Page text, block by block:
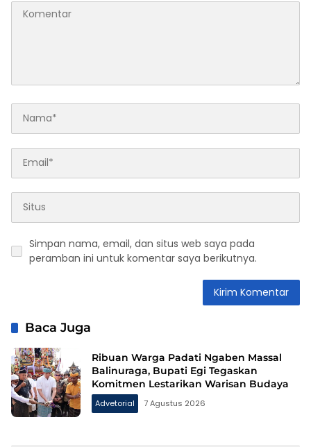
Simpan nama, email, dan situs web saya pada
peramban ini untuk komentar saya berikutnya.
Baca Juga
Ribuan Warga Padati Ngaben Massal
Balinuraga, Bupati Egi Tegaskan
Komitmen Lestarikan Warisan Budaya
Advetorial 7 Agustus 2026